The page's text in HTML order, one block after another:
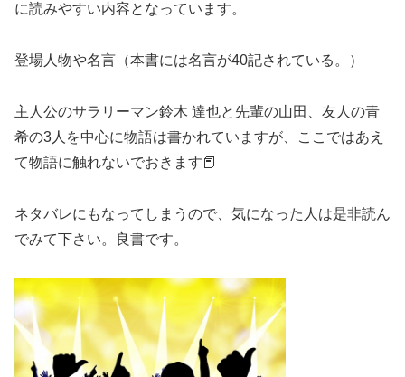
に読みやすい内容となっています。
登場人物や名言（本書には名言が40記されている。）
主人公のサラリーマン鈴木 達也と先輩の山田、友人の青
希の3人を中心に物語は書かれていますが、ここではあえ
て物語に触れないでおきます📕
ネタバレにもなってしまうので、気になった人は是非読ん
でみて下さい。良書です。